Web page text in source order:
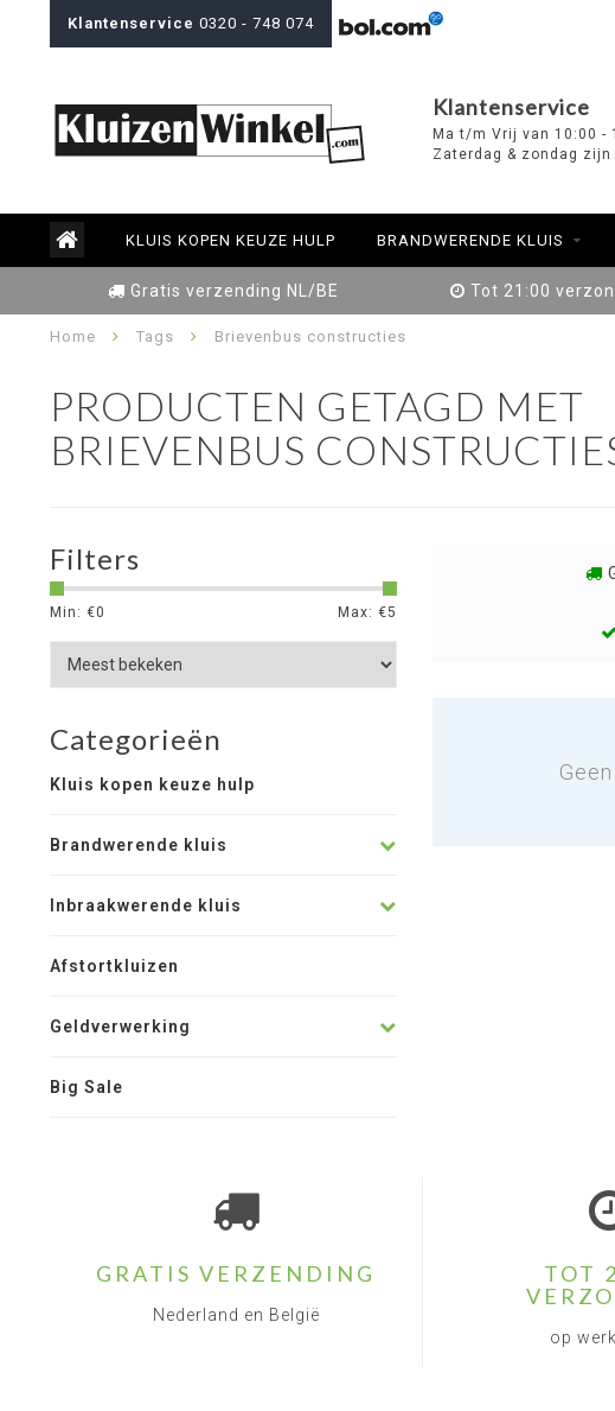
Klantenservice 0320 - 748 074
Klantenservice
Ma t/m Vrij van 10:00 -
Zaterdag & zondag
KLUIS KOPEN KEUZE HULP BRANDWERENDE KLUIS
Gratis verzending NL/BE Tot 21:00
Home Tags Brievenbus constructies
PRODUCTEN GETAGD MET
BRIEVENBUS
Filters
Min: €0 Max: €5
Categorieën
Kluis kopen keuze hulp
Brandwerende kluis
Inbraakwerende kluis
Afstortkluizen
Geldverwerking
Big Sale
GRATIS VERZENDING
Nederland en België
TOT
op